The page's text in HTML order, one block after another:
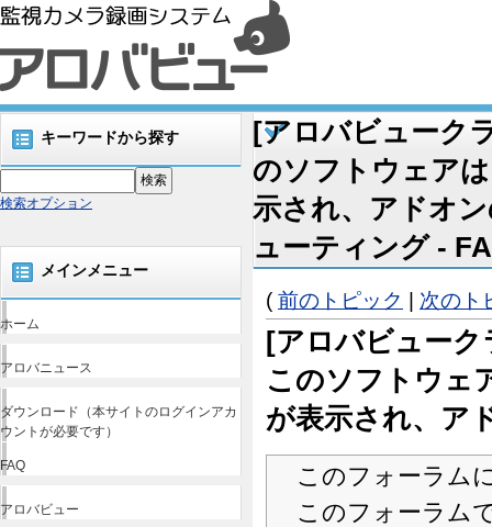
キーワードから探す
検索オプション
メインメニュー
ホーム
アロバニュース
ダウンロード（本サイトのログインアカ
ウントが必要です）
FAQ
アロバビュー
[アロバビューク
のソフトウェア
示され、アドオ
ューティング -
( 前のトピック 次のト
[アロバビューク
このソフトウェ
が表示され、ア
このフォーラム
このフォーラム